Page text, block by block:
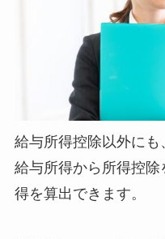
給与所得控除以外にも
給与所得から所得控
得を算出できます。